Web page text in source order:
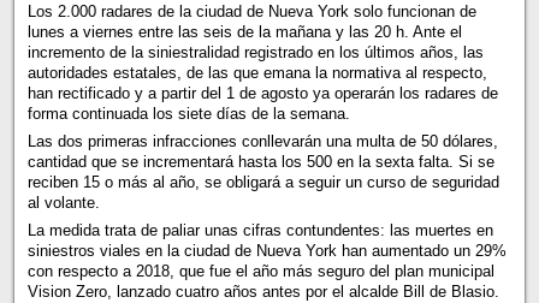
Los 2.000 radares de la ciudad de Nueva York solo funcionan de
lunes a viernes entre las seis de la mañana y las 20 h. Ante el
incremento de la siniestralidad registrado en los últimos años, las
autoridades estatales, de las que emana la normativa al respecto,
han rectificado y a partir del 1 de agosto ya operarán los radares de
forma continuada los siete días de la semana.
Las dos primeras infracciones conllevarán una multa de 50 dólares,
cantidad que se incrementará hasta los 500 en la sexta falta. Si se
reciben 15 o más al año, se obligará a seguir un curso de seguridad
al volante.
La medida trata de paliar unas cifras contundentes: las muertes en
siniestros viales en la ciudad de Nueva York han aumentado un 29%
con respecto a 2018, que fue el año más seguro del plan municipal
Vision Zero, lanzado cuatro años antes por el alcalde Bill de Blasio.